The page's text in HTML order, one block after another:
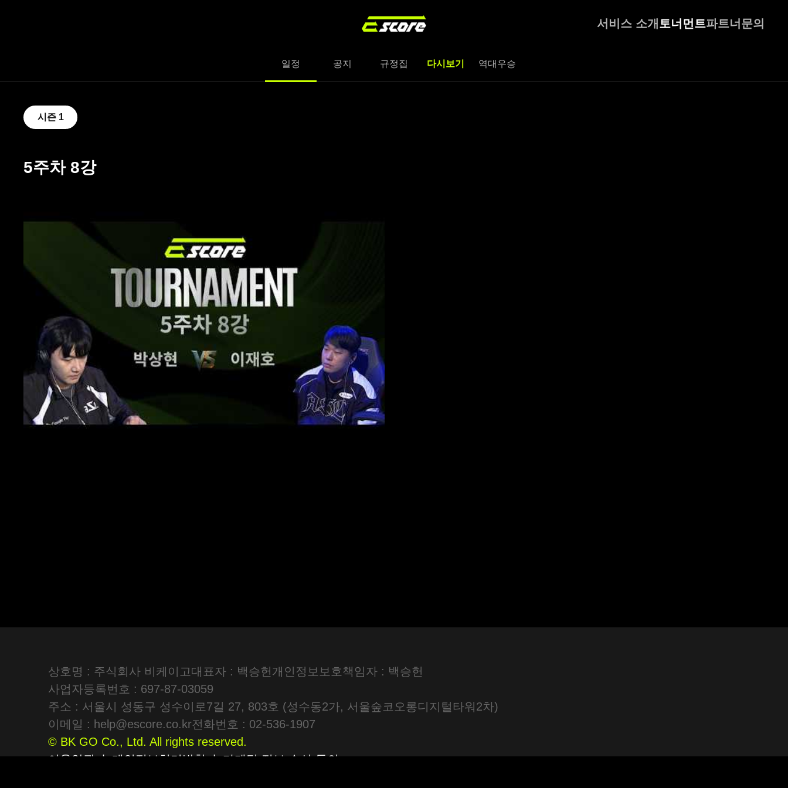
서비스 소개 토너먼트파트너 문의
일정 공지 규정집 다시보기 역대우승
시즌 1
5주차 8강
상호명 : 주식회사 비케이고대표자 : 백승헌 개인정보보호책임자 : 백승헌
사업자등록번호 : 697-87-03059
주소 : 서울시 성동구 성수이로7길 27, 803호 (성수동2가, 서울숲코오롱디지털타워2차)
이메일 : help@escore.co.kr전화번호 : 02-536-1907
© BK GO Co., Ltd. All rights reserved.
이용약관|개인정보처리방침|마케팅 정보 수신 동의